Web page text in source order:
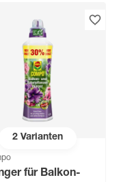
2Varianten
für Balkon-